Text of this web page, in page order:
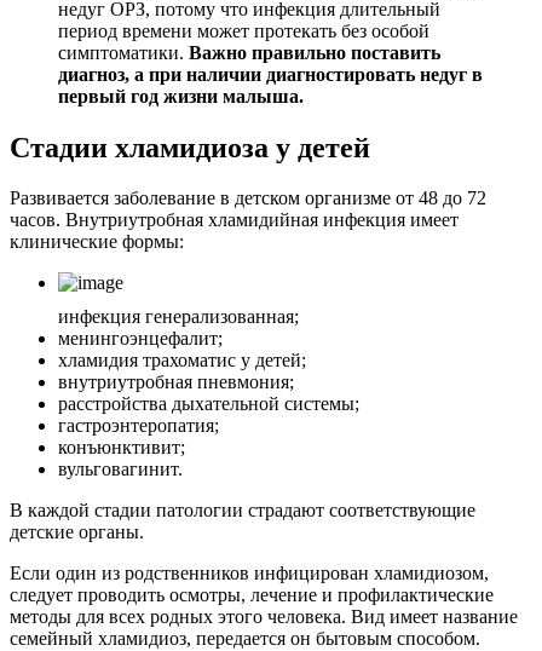
недуг ОРЗ, потому что инфекция длительный
период времени может протекать без особой
симптоматики. Важно правильно поставить
диагноз, а при наличии диагностировать недуг в
первый год жизни малыша.
Стадии хламидиоза у детей
Развивается заболевание в детском организме от 48 до 72
часов. Внутриутробная хламидийная инфекция имеет
клинические формы:
инфекция генерализованная;
менингоэнцефалит;
хламидия трахоматис у детей;
внутриутробная пневмония;
расстройства дыхательной системы;
гастроэнтеропатия;
конъюнктивит;
вульговагинит.
В каждой стадии патологии страдают соответствующие
детские органы.
Если один из родственников инфицирован хламидиозом,
следует проводить осмотры, лечение и профилактические
методы для всех родных этого человека. Вид имеет название
семейный хламидиоз, передается он бытовым способом.